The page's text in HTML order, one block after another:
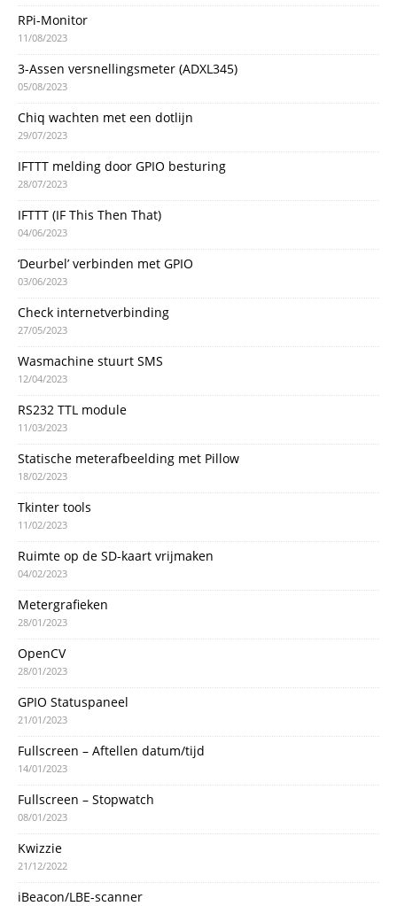
RPi-Monitor
11/08/2023
3-Assen versnellingsmeter (ADXL345)
05/08/2023
Chiq wachten met een dotlijn
29/07/2023
IFTTT melding door GPIO besturing
28/07/2023
IFTTT (IF This Then That)
04/06/2023
‘Deurbel’ verbinden met GPIO
03/06/2023
Check internetverbinding
27/05/2023
Wasmachine stuurt SMS
12/04/2023
RS232 TTL module
11/03/2023
Statische meterafbeelding met Pillow
18/02/2023
Tkinter tools
11/02/2023
Ruimte op de SD-kaart vrijmaken
04/02/2023
Metergrafieken
28/01/2023
OpenCV
28/01/2023
GPIO Statuspaneel
21/01/2023
Fullscreen – Aftellen datum/tijd
14/01/2023
Fullscreen – Stopwatch
08/01/2023
Kwizzie
21/12/2022
iBeacon/LBE-scanner